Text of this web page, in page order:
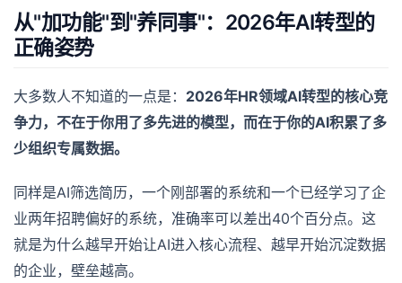
从"加功能"到"养同事"：2026年AI转型的
正确姿势
大多数人不知道的一点是： 2026年HR领域AI转型的核心竞
争力，不在于你用了多先进的模型，而在于你的AI积累了多
少组织专属数据。
同样是AI筛选简历，一个刚部署的系统和一个已经学习了企
业两年招聘偏好的系统，准确率可以差出40个百分点。这
就是为什么越早开始让AI进入核心流程、越早开始沉淀数据
的企业，壁垒越高。